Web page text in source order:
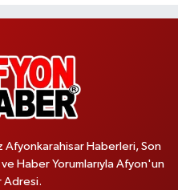
Afyonkarahisar Haberleri, Son
ve Haber Yorumlarıyla Afyon'un
Adresi.